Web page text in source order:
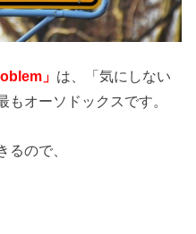
」 は、「気にしない
オーソドックスです。
るので、